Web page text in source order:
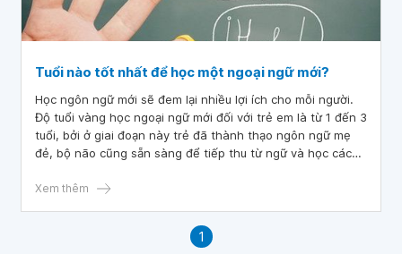
Tuổi nào tốt nhất để học một ngoại ngữ mới?
Học ngôn ngữ mới sẽ đem lại nhiều lợi ích cho mỗi người.
Độ tuổi vàng học ngoại ngữ mới đối với trẻ em là từ 1 đến 3
tuổi, bởi ở giai đoạn này trẻ đã thành thạo ngôn ngữ mẹ
đẻ, bộ não cũng sẵn sàng để tiếp thu từ ngữ và học cách
Xem thêm
1